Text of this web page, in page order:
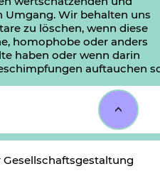
Wir behalten uns
zu löschen, wenn diese
homophobe oder anders
haben oder wenn darin
auftauchen
<